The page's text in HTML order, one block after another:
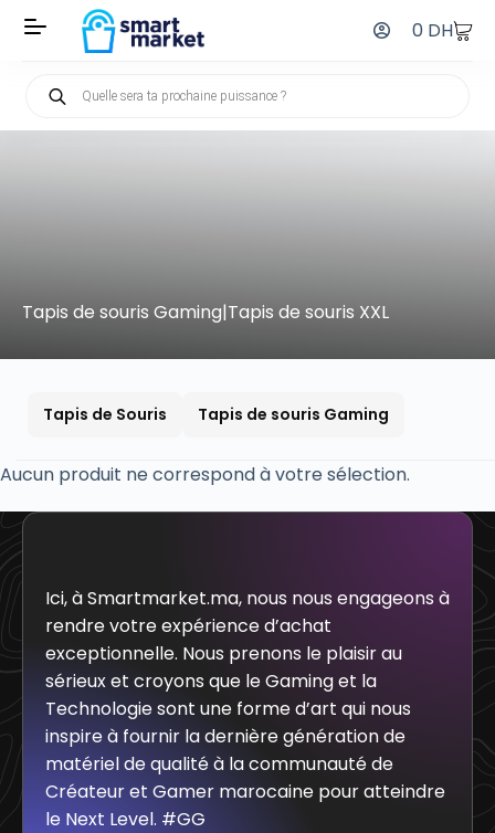
0 DH
Tapis de souris Gaming|Tapis de souris XXL
Tapis de Souris Tapis de souris Gaming
Aucun produit ne correspond à votre sélection.
Ici, à Smartmarket.ma, nous nous engageons à
rendre votre expérience d’achat
exceptionnelle. Nous prenons le plaisir au
sérieux et croyons que le Gaming et la
Technologie sont une forme d’art qui nous
inspire à fournir la dernière génération de
matériel de qualité à la communauté de
Créateur et Gamer marocaine pour atteindre
le Next Level. #GG